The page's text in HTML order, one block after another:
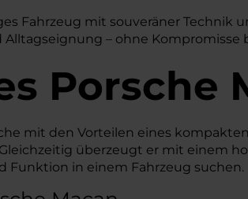
Fahrzeug mit souveräner Technik
– ohne
Porsche
mit den Vorteilen eines
überzeugt er mit einem
Funktion in einem Fahrzeug suchen.